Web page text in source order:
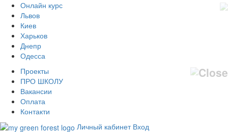
Онлайн курс
Львов
Киев
Харьков
Днепр
Одесса
Проекты
ПРО ШКОЛУ
Вакансии
Оплата
Контакти
Личный кабинет Вход